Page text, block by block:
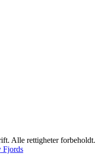
Alle rettigheter forbeholdt.
Fjords